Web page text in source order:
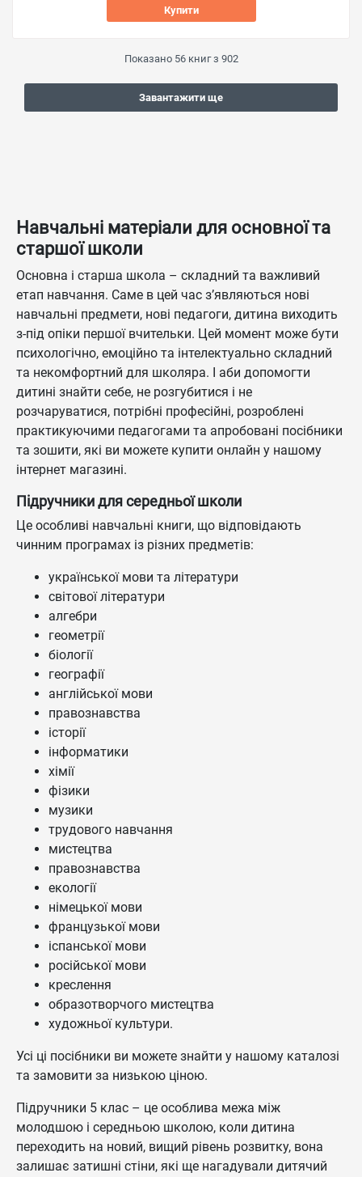
Купити
Показано 56книг з 902
Завантажити ще
Навчальні матеріали для основної та
старшої школи
Основна і старша школа – складний та важливий
етап навчання. Саме в цей час з’являються нові
навчальні предмети, нові педагоги, дитина виходить
з-під опіки першої вчительки. Цей момент може бути
психологічно, емоційно та інтелектуально складний
та некомфортний для школяра. І аби допомогти
дитині знайти себе, не розгубитися і не
розчаруватися, потрібні професійні, розроблені
практикуючими педагогами та апробовані посібники
та зошити, які ви можете купити онлайн у нашому
інтернет магазині.
Підручники для середньої школи
Це особливі навчальні книги, що відповідають
чинним програмах із різних предметів:
української мови та літератури
світової літератури
алгебри
геометрії
біології
географії
англійської мови
правознавства
історії
інформатики
хімії
фізики
музики
трудового навчання
мистецтва
правознавства
екології
німецької мови
французької мови
іспанської мови
російської мови
креслення
образотворчого мистецтва
художньої культури.
Усі ці посібники ви можете знайти у нашому каталозі
та замовити за низькою ціною.
Підручники 5 клас – це особлива межа між
молодшою і середньою школою, коли дитина
переходить на новий, вищий рівень розвитку, вона
залишає затишні стіни, які ще нагадували дитячий